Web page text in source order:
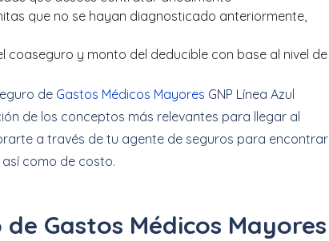
que no se hayan diagnosticado anteriormente,
coaseguro y monto del deducible con base al nivel de
de Gastos Médicos Mayores GNP Línea Azul
de los conceptos más relevantes para llegar al
a través de tu agente de seguros para encontrar
como de costo.
Gastos Médicos Mayores